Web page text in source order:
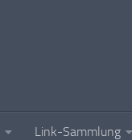
Link-Sammlung